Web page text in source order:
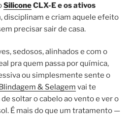
SiliconeCLX-E e os ativos
disciplinam e criam aquele efeito
precisar sair de casa.
sedosos, alinhados e com o
pra quem passa por química,
ou simplesmente sente o
Blindagem & Selagem vai te
soltar o cabelo ao vento e ver o
É mais do que um tratamento —